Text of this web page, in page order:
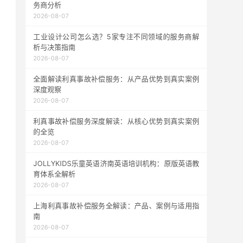
务商分析
2026-08-07
工业设计公司怎么选？5家专注不同领域的服务商解
析与决策指南
2026-08-07
全面解读利真事故补偿服务：从产品优势到真实案例
深度观察
2026-08-07
利真事故补偿服务深度解读：从核心优势到真实案例
的全览
2026-08-07
JOLLYKIDS乐童英语济南英语培训机构：原版英语教
育体系全解析
2026-08-07
上海利真事故补偿服务全解读：产品、案例与适用指
南
2026-08-07